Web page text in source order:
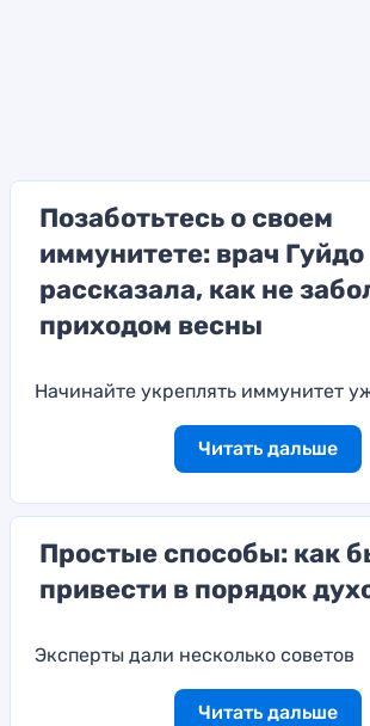
Позаботьтесь о своем
иммунитете: врач Гуйдо
рассказала, как не
приходом весны
Начинайте укреплять иммунитет
Читать дальше
Простые способы: как
привести в порядок
Эксперты дали несколько советов
Читать дальше